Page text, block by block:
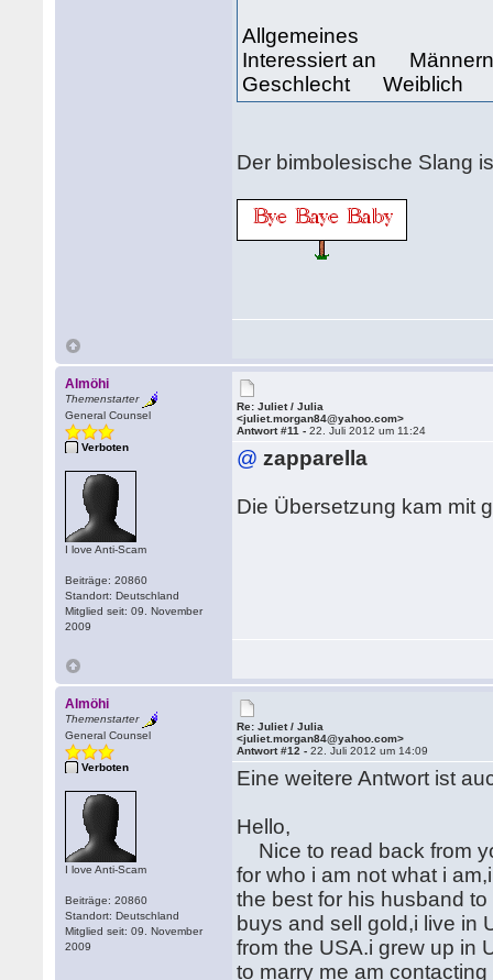
Allgemeines
Interessiert an
Geschlecht Weiblich
Der bimbolesische Slang
Almöhi
Themenstarter
General Counsel
Verboten
I love Anti-Scam
Beiträge: 20860
Standort: Deutschland
Mitglied seit: 09. November
2009
Re: Juliet / Julia
<juliet.morgan84@yahoo.com>
Antwort #11 -22. Juli 2012 um 11:24
@ zapparella
Die Übersetzung kam mit
Almöhi
Themenstarter
General Counsel
Verboten
I love Anti-Scam
Beiträge: 20860
Standort: Deutschland
Mitglied seit: 09. November
2009
Re: Juliet / Julia
<juliet.morgan84@yahoo.com>
Antwort #12 -22. Juli 2012 um 14:09
Eine weitere Antwort ist
Hello,
Nice to read back from
for who i am not what i
the best for his husband
buys and sell gold,i live in
from the USA.i grew up in
to marry me am